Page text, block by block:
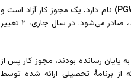
نام دارد، یک مجوز کار آزاد است و
برای دانشجویان بین‌المللی که یک برنامۀ تحصیلی واجد شرایط را در کانادا تکمیل کرده‌اند، صادر می‌شود. در سال جاری، ۲ تغییر
دانشجویان بین‌المللی که یک برنامۀ تحصیلی در کانادا را بیش از ۸ ماه به پایان رسانده بودند، مجوز کار پس از